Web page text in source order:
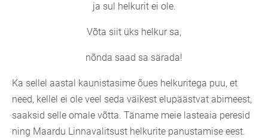
ja sul helkurit ei ole.
Võta siit üks helkur sa,
nõnda saad sa särada!
Ka sellel aastal kaunistasime õues helkuritega puu, et
need, kellel ei ole veel seda väikest elupäästvat abimeest,
saaksid selle omale võtta. Täname meie lasteaia peresid
ning Maardu Linnavalitsust helkurite panustamise eest.